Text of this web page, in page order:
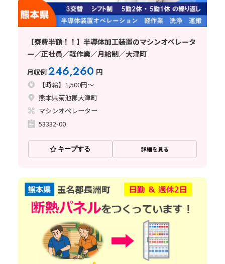
【寮費半額！！】半導体加工装置のマシンオペレータ
ー／正社員／軽作業／月給制／大津町
月収例246,260 円
【時給】1,500円～
熊本県菊池郡大津町
マシンオペレーター
53332-00
キープする 詳細を見る